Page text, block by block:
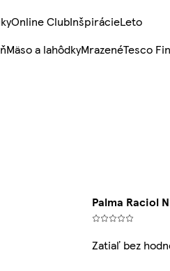
Online ClubInšpirácieLeto
Mäso a lahôdkyMrazenéTesco
Palma Raciol
Zatiaľ bez